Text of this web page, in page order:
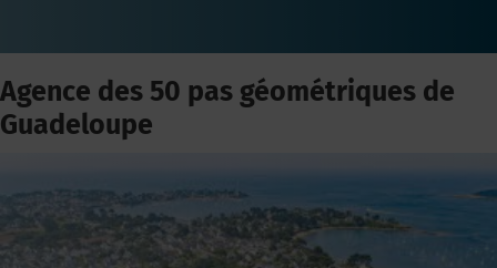
Agence des 50 pas géométriques de
Guadeloupe